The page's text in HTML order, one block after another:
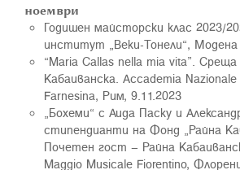
ноември
Годишен майсторски клас 2023/
институт „Веки-Тонели“, Модена
“Maria Callas nella mia vita”.
Кабаиванска. Accademia
Farnesina, Рим, 9.11.2023
„Бохеми“ с Аида Паску и
стипендианти на Фонд „Райна
Почетен гост – Райна
Maggio Musicale Fiorentino,